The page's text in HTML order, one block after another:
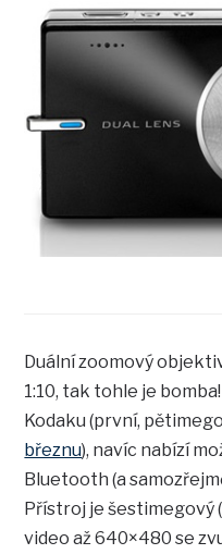
Duální zoomový
1:10, tak tohle je
Kodaku (první,
březnu), navíc nabízí
Bluetooth (a
Přístroj je šestimegový
video až 640×480 se